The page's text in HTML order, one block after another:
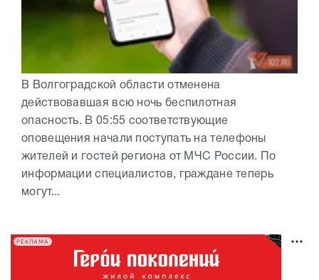
В Волгоградской области отменена
действовавшая всю ночь беспилотная
опасность. В 05:55 соответствующие
оповещения начали поступать на телефоны
жителей и гостей региона от МЧС России. По
информации специалистов, граждане теперь
могут...
РЕКЛАМА